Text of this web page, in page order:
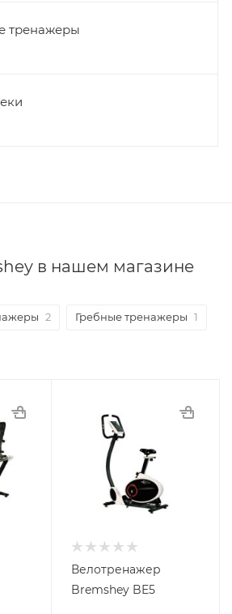
тренажеры
в нашем магазине
2 Гребные тренажеры 1
Велотренажер
Bremshey BE5